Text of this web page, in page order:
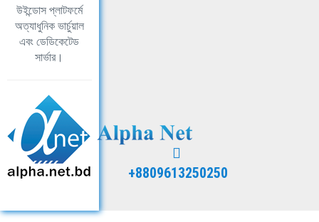
উইন্ডোস প্লাটফর্মে
অত্যাধুনিক ভার্চুয়াল
এবং ডেডিকেটেড
সার্ভার।
+8809613250250